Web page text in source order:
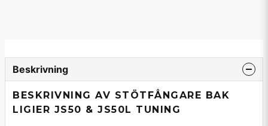
Beskrivning
BESKRIVNING AV STÖTFÅNGARE BAK
LIGIER JS50 & JS50L TUNING